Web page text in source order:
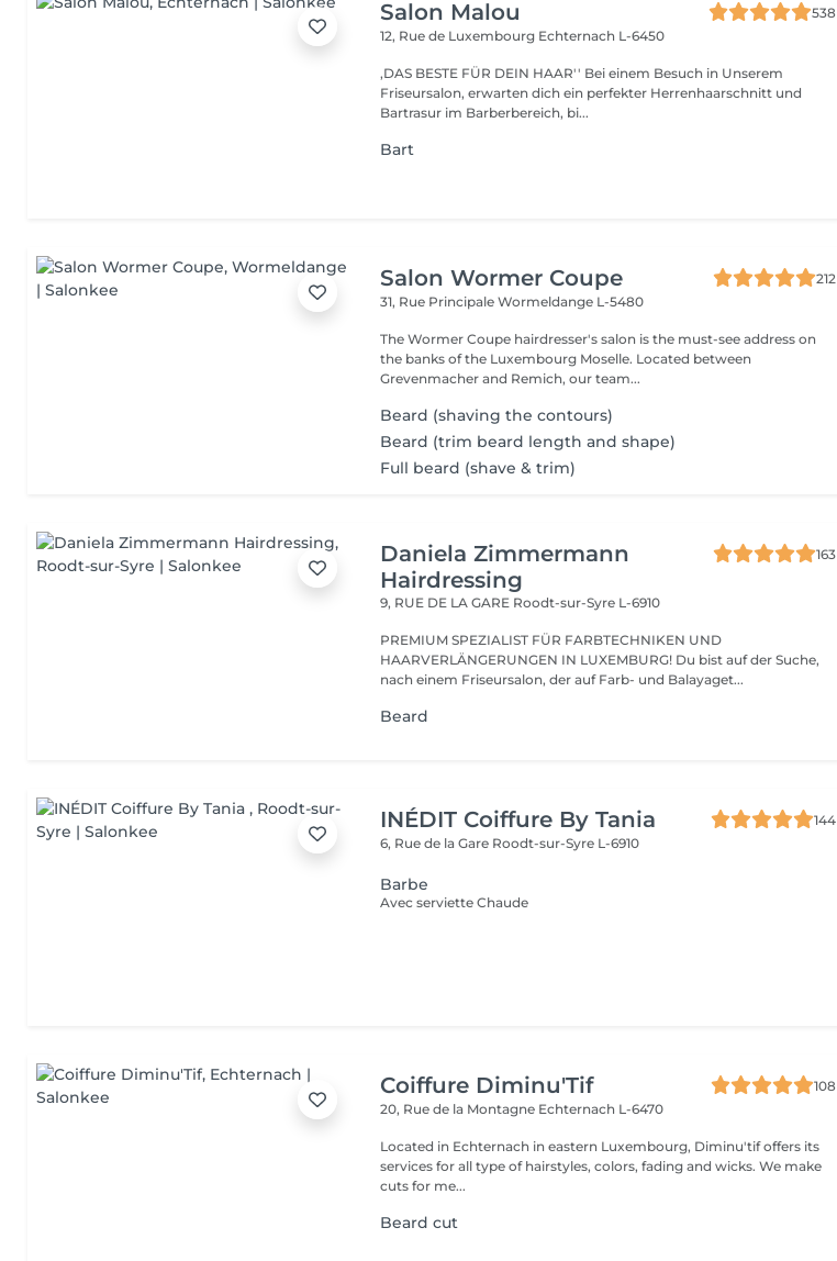
Salon Malou
538
12, Rue de Luxembourg Echternach L-6450
,DAS BESTE FÜR DEIN HAAR'' Bei einem Besuch in Unserem
Friseursalon, erwarten dich ein perfekter Herrenhaarschnitt und
Bartrasur im Barberbereich, bi...
Bart
Salon Wormer Coupe
212
31, Rue PrincipaleWormeldange L-5480
The Wormer Coupe hairdresser's salon is the must-see address on
the banks of the Luxembourg Moselle. Located between
Grevenmacher and Remich, our team...
Beard (shaving the contours)
Beard (trim beard length and shape)
Full beard (shave & trim)
Daniela Zimmermann
Hairdressing
163
9, RUE DE LA GARE Roodt-sur-Syre L-6910
PREMIUM SPEZIALIST FÜR FARBTECHNIKEN UND
HAARVERLÄNGERUNGEN IN LUXEMBURG! Du bist auf der Suche,
nach einem Friseursalon, der auf Farb- und Balayaget...
Beard
INÉDIT Coiffure By Tania
144
6, Rue de la Gare Roodt-sur-Syre L-6910
Barbe
Avec serviette Chaude
Coiffure Diminu'Tif
108
20, Rue de la Montagne Echternach L-6470
Located in Echternach in eastern Luxembourg, Diminu'tif offers its
services for all type of hairstyles, colors, fading and wicks. We make
cuts for me...
Beard cut